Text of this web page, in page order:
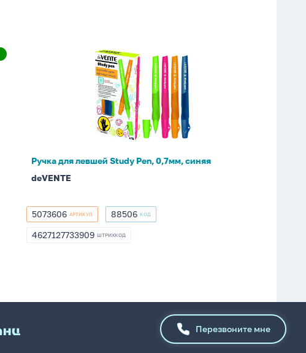
Ручка для левшей Study Pen, 0,7мм, синяя
deVENTE
5073606
5073606 АРТИКУЛ 88506
88506 КОД
4627127733909
4627127733909 ШТРИХКОД
Перезвоните мне